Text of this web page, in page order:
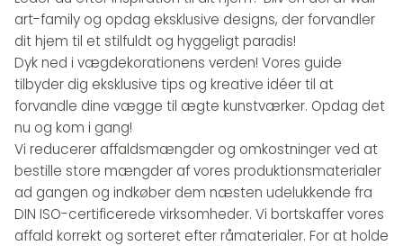
art-family og opdag eksklusive designs, der forvandler
dit hjem til et stilfuldt og hyggeligt paradis!
Dyk ned i vægdekorationens verden! Vores guide
tilbyder dig eksklusive tips og kreative idéer til at
forvandle dine vægge til ægte kunstværker. Opdag det
nu og kom i gang!
Vi reducerer affaldsmængder og omkostninger ved at
bestille store mængder af vores produktionsmaterialer
ad gangen og indkøber dem næsten udelukkende fra
DIN ISO-certificerede virksomheder. Vi bortskaffer vores
affald korrekt og sorteret efter råmaterialer. For at holde